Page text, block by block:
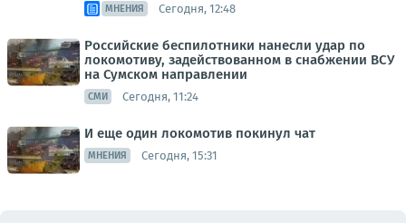
МНЕНИЯ Сегодня, 12:48
Российские беспилотники нанесли удар по
локомотиву, задействованном в снабжении ВСУ
на Сумском направлении
СМИ Сегодня, 11:24
И еще один локомотив покинул чат
МНЕНИЯ Сегодня, 15:31